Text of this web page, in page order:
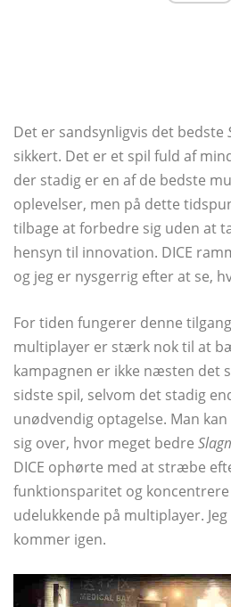
Det er sandsynligvis det bedste
sikkert. Det er et spil fuld af
der stadig er en af ​​de bedste
oplevelser, men på dette
tilbage at forbedre sig uden at
hensyn til innovation. DICE
og jeg er nysgerrig efter at se,
For tiden fungerer denne
multiplayer er stærk nok til at
kampagnen er ikke næsten det
sidste spil, selvom det stadig
unødvendig optagelse. Man
sig over, hvor meget bedre
DICE ophørte med at stræbe
funktionsparitet og
udelukkende på multiplayer.
kommer igen.